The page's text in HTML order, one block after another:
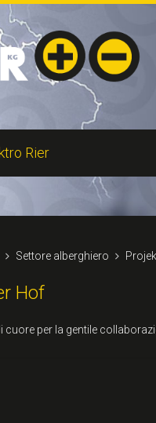
Rier
Settore alberghiero
Hof
cuore per la gentile